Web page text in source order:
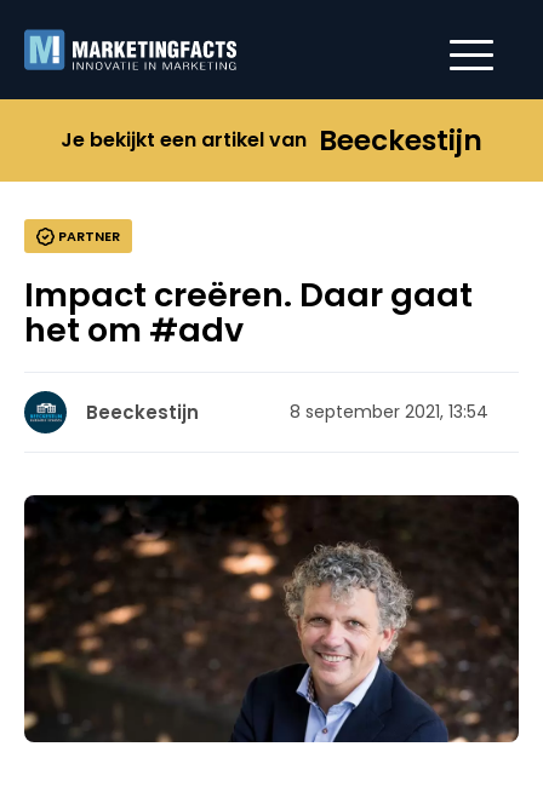
Je bekijkt een artikel van Beeckestijn
PARTNER
Impact creëren. Daar gaat
het om #adv
Beeckestijn 8 september 2021, 13:54